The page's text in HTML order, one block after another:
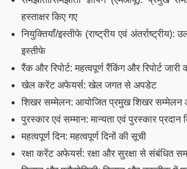
हस्ताक्षर किए गए
नियुक्तियाँ/इस्तीफे (राष्ट्रीय एवं अंतर्राष्ट्रीय):
इस्तीफे
रैंक और रिपोर्ट: महत्वपूर्ण रैंकिंग और रिपोर्ट जारी
खेल करेंट अफेयर्स: खेल जगत से अपडेट
शिखर सम्मेलन: आयोजित प्रमुख शिखर सम्मेलन
पुरस्कार एवं सम्मान: मान्यता एवं पुरस्कार प्रदान
महत्वपूर्ण दिन: महत्वपूर्ण दिनों की सूची
रक्षा करेंट अफेयर्स: रक्षा और सुरक्षा से संबंधित